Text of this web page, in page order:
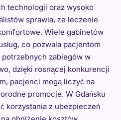
technologii oraz wysoko
sprawia, że leczenie
Wiele gabinetów
co pozwala pacjentom
potrzebnych zabiegów w
dzięki rosnącej konkurencji
pacjenci mogą liczyć na
promocje. W Gdańsku
korzystania z ubezpieczeń